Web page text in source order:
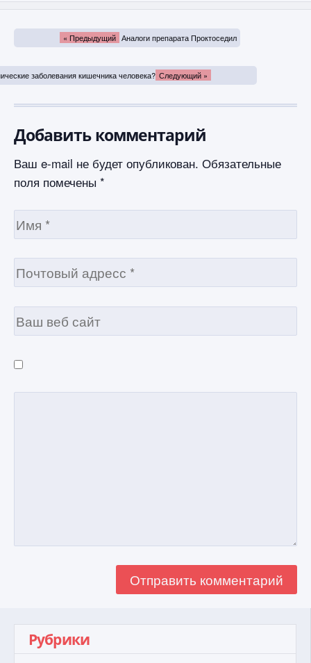
« Предыдущий Аналоги препарата Проктоседил
заболевания кишечника человека? Следующий »
Добавить комментарий
Ваш e-mail не будет опубликован. Обязательные
поля помечены *
Рубрики